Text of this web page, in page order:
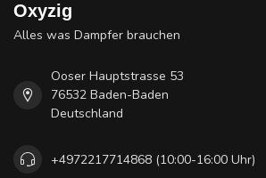
Oxyzig
Alles was Dampfer brauchen
Ooser Hauptstrasse 53
76532 Baden-Baden
Deutschland
+4972217714868 (10:00-16:00 Uhr)